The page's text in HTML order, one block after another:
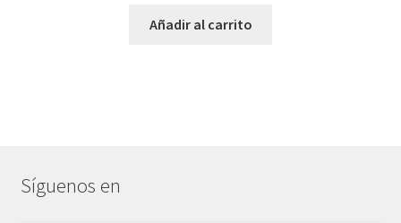
Añadir al carrito
Síguenos en